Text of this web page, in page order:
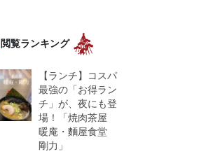
閲覧ランキング
【ランチ】コスパ
最強の「お得ラン
チ」が、夜にも登
場！「焼肉茶屋
暖庵・麵屋食堂
剛力」